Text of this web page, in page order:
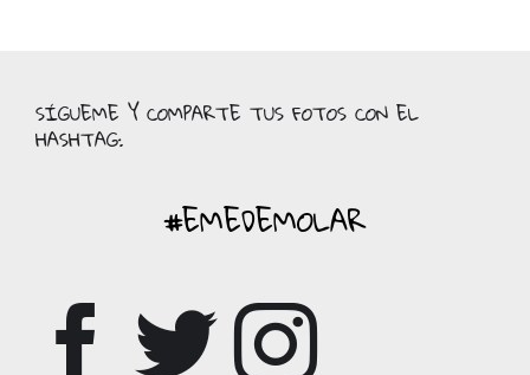
SÍGUEME Y COMPARTE TUS FOTOS CON EL
HASHTAG:
#EMEDEMOLAR